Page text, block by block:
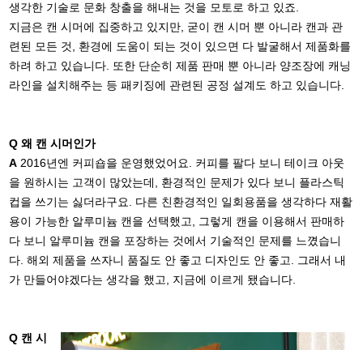
생각한 기술로 문화 창출을 해내는 것을 모토로 하고 있죠.
지금은 캔 시머에 집중하고 있지만, 굳이 캔 시머 뿐 아니라 캔과 관
련된 모든 것, 환경에 도움이 되는 것이 있으면 다 발굴해서 제품화를
하려 하고 있습니다. 또한 단순히 제품 판매 뿐 아니라 양조장에 캐닝
라인을 설치해주는 등 패키징에 관련된 공정 설계도 하고 있습니다.
Q 왜 캔 시머인가
A 2016년엔 커피숍을 운영했었어요. 커피를 팔다 보니 테이크 아웃
을 원하시는 고객이 많았는데, 환경적인 문제가 있다 보니 플라스틱
컵을 쓰기는 싫더라구요. 다른 친환경적인 일회용품을 생각하다 재활
용이 가능한 알루미늄 캔을 선택했고, 그렇게 캔을 이용해서 판매하
다 보니 알루미늄 캔을 포장하는 것에서 기술적인 문제를 느꼈습니
다. 해외 제품을 쓰자니 품질도 안 좋고 디자인도 안 좋고. 그래서 내
가 만들어야겠다는 생각을 했고, 지금에 이르게 됐습니다.
Q 캔 시